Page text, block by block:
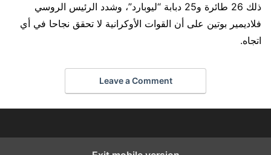
ذلك 26 طائرة و25 دبابة “ليوبارد”، وشدد الرئيس الروسي
فلاديمير بوتين على أن القوات الأوكرانية لا تحقق نجاحا في أي
اتجاه.
Leave a Comment